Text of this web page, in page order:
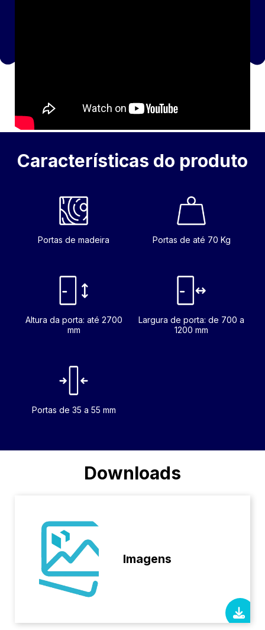
Características do produto
Portas de madeira Portas de até 70 Kg
Altura da porta: até 2700
mm
Largura de porta: de 700 a
1200 mm
Portas de 35 a 55 mm
Downloads
Imagens